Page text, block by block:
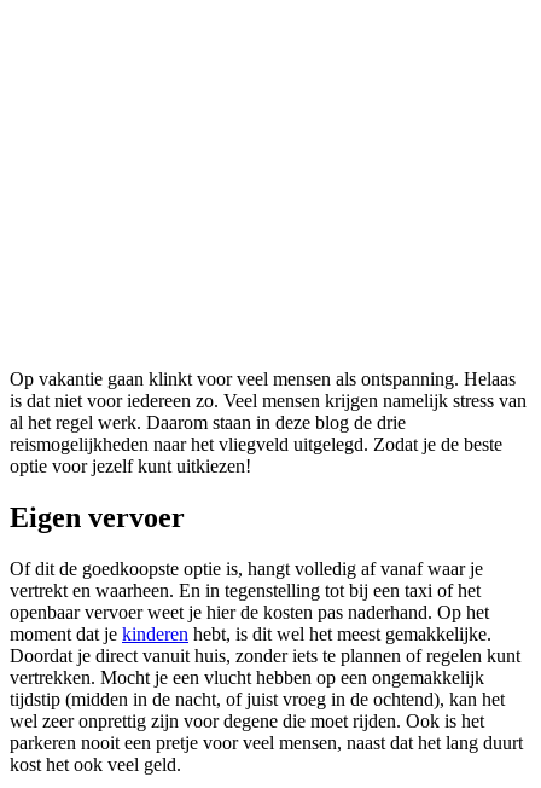
Op vakantie gaan klinkt voor veel mensen als ontspanning. Helaas
is dat niet voor iedereen zo. Veel mensen krijgen namelijk stress van
al het regel werk. Daarom staan in deze blog de drie
reismogelijkheden naar het vliegveld uitgelegd. Zodat je de beste
optie voor jezelf kunt uitkiezen!
Eigen vervoer
Of dit de goedkoopste optie is, hangt volledig af vanaf waar je
vertrekt en waarheen. En in tegenstelling tot bij een taxi of het
openbaar vervoer weet je hier de kosten pas naderhand. Op het
moment dat je kinderen hebt, is dit wel het meest gemakkelijke.
Doordat je direct vanuit huis, zonder iets te plannen of regelen kunt
vertrekken. Mocht je een vlucht hebben op een ongemakkelijk
tijdstip (midden in de nacht, of juist vroeg in de ochtend), kan het
wel zeer onprettig zijn voor degene die moet rijden. Ook is het
parkeren nooit een pretje voor veel mensen, naast dat het lang duurt
kost het ook veel geld.